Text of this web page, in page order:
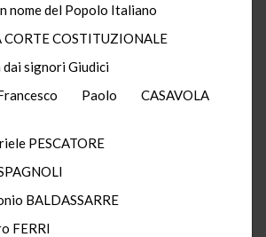
nome del Popolo Italiano
CORTE COSTITUZIONALE
dai signori Giudici
Paolo CASAVOLA
PESCATORE
BALDASSARRE
FERRI